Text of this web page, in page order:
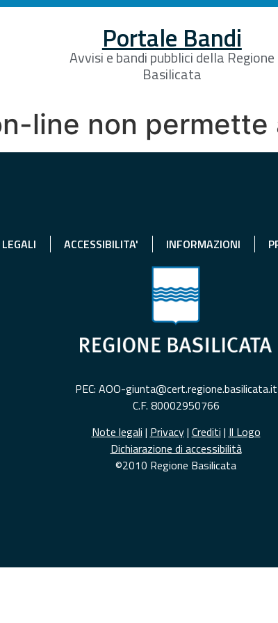
Portale Bandi
Avvisi e bandi pubblici della Regione
Basilicata
line non
ACCESSIBILITA' INFORMAZIONI
PEC: AOO-giunta@cert.regione.basilicata.it
C.F. 80002950766
Note legali | Privacy| Crediti | Il Logo
Dichiarazione di accessibilità
©2010 Regione Basilicata